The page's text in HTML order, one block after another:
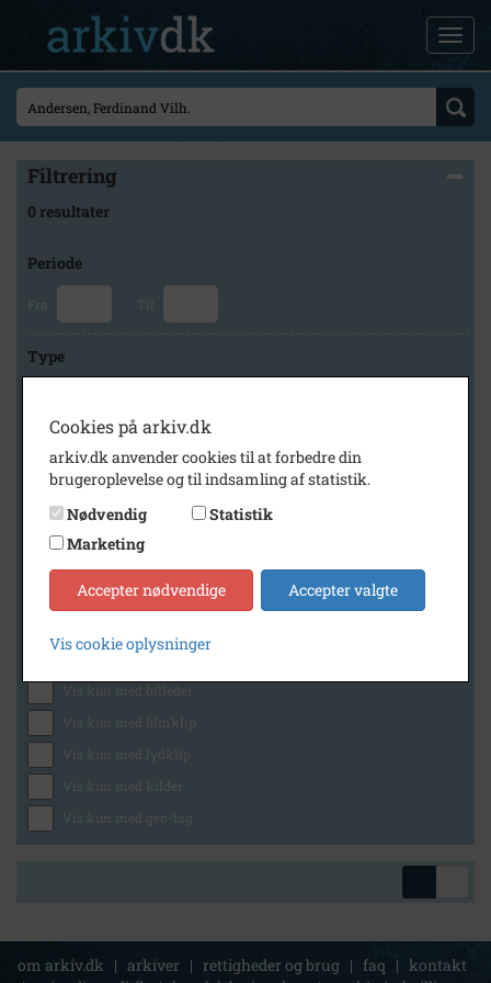
Filtrering
0 resultater
Periode
Fra Til
Type
Arkiv
Høng Lokalhistoriske Arkiv
Generelt
Vis kun med billeder
Vis kun med filmklip
Vis kun med lydklip
Vis kun med kilder
Vis kun med geo-tag
om arkiv.dk | arkiver | rettigheder og brug | faq | kontakt
Cookies på arkiv.dk
arkiv.dk anvender cookies til at forbedre din
brugeroplevelse og til indsamling af statistik.
Nødvendig
Statistik
Marketing
Accepter nødvendige Accepter valgte
Vis cookie oplysninger